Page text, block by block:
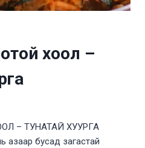
хоол –
– ТУНАТАЙ ХУУРГА
азаар бусад загастай